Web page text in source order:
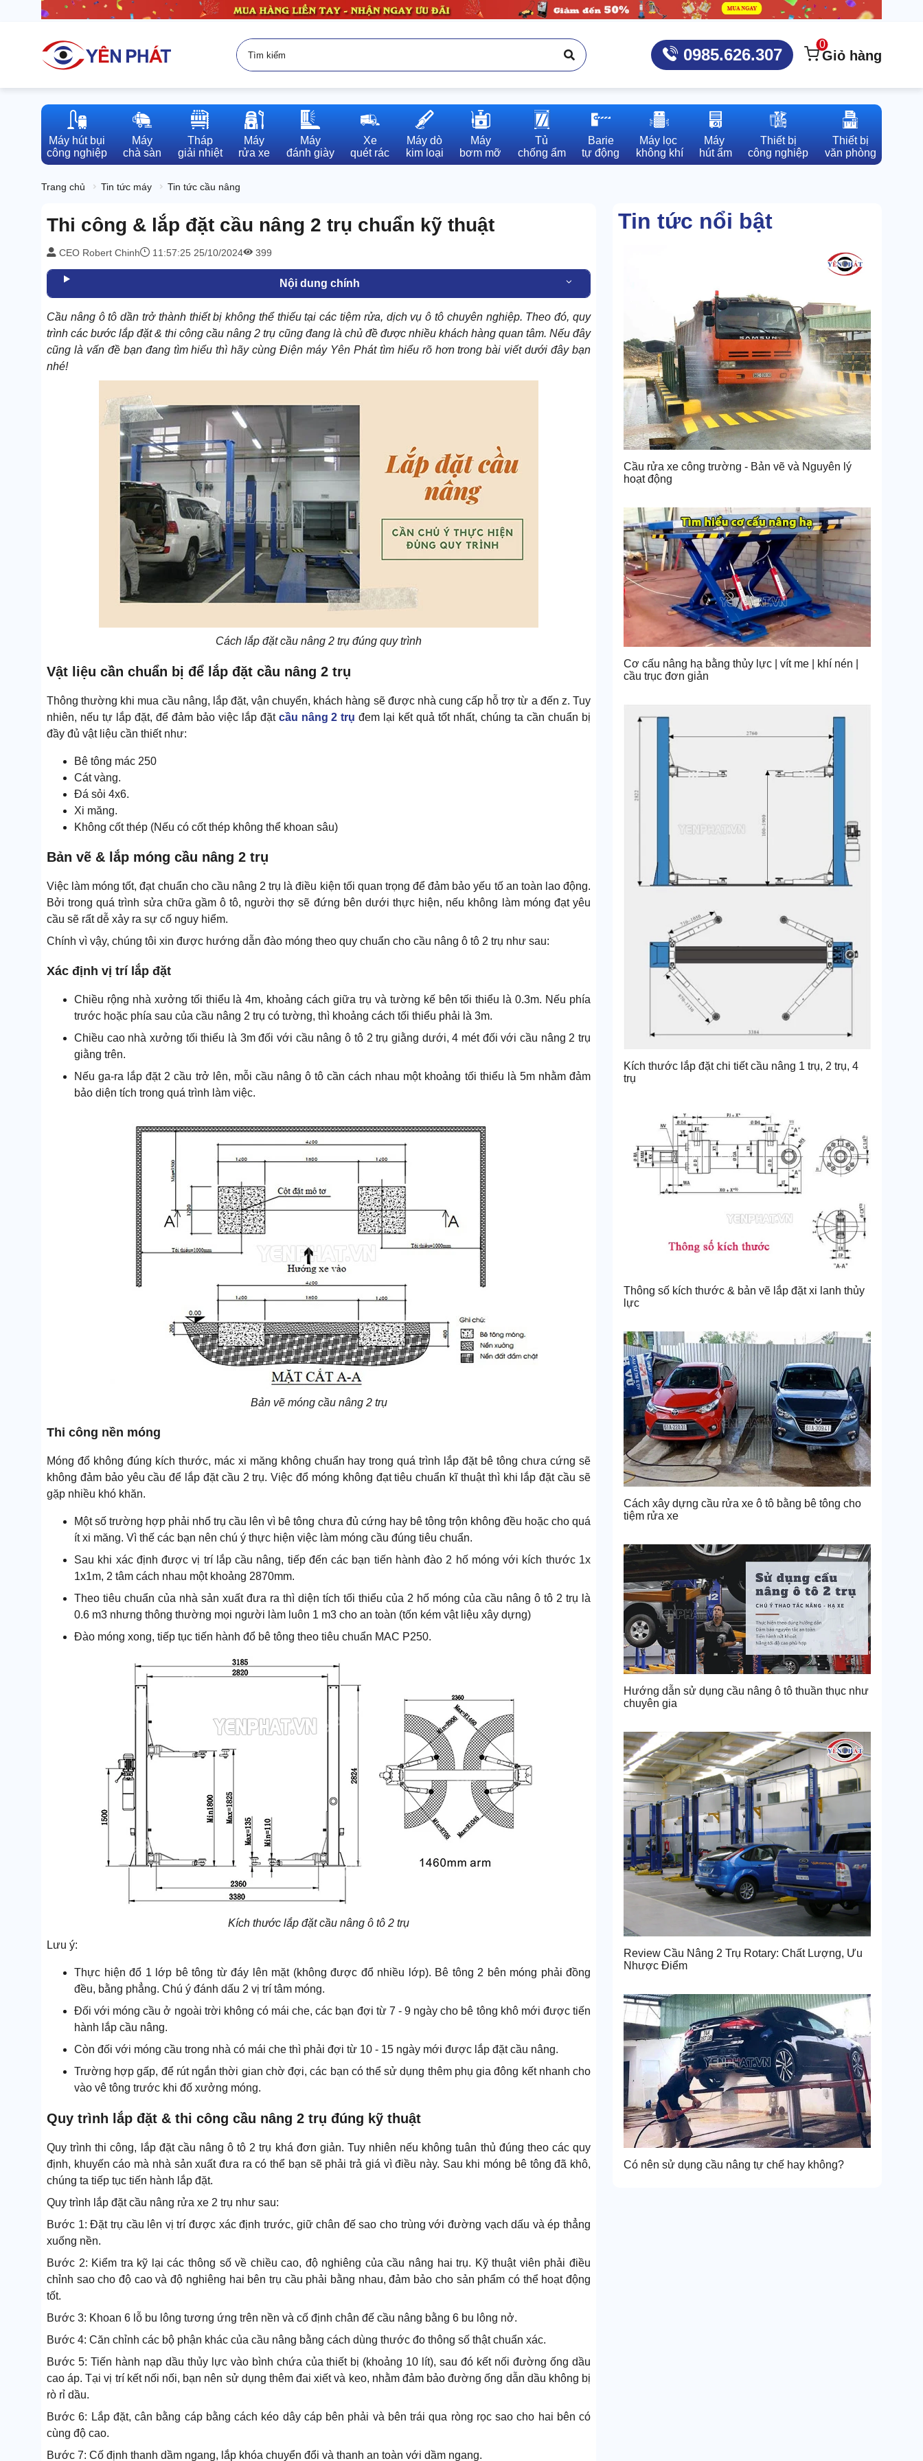
0985.626.307
0
Giỏ hàng
Máy hút bụi
công nghiệp
Máy
chà sàn
Tháp
giải nhiệt
Máy
rửa xe
Máy
đánh giày
Xe
quét rác
Máy dò
kim loại
Máy
bơm mỡ
Tủ
chống ẩm
Barie
tự động
Máy lọc
không khí
Máy
hút ẩm
Thiết bị
công nghiệp
Thiết bị
văn phòng
Trang chủ Tin tức máy Tin tức cầu nâng
Thi công & lắp đặt cầu nâng 2 trụ chuẩn kỹ thuật
CEO Robert Chinh 11:57:25 25/10/2024 399
Nội dung chính
Cầu nâng ô tô dần trở thành thiết bị không thể thiếu tại các tiệm rửa, dịch vụ ô tô chuyên nghiệp. Theo đó, quy
trình các bước lắp đặt & thi công cầu nâng 2 trụ cũng đang là chủ đề được nhiều khách hàng quan tâm. Nếu đây
cũng là vấn đề bạn đang tìm hiểu thì hãy cùng Điện máy Yên Phát tìm hiểu rõ hơn trong bài viết dưới đây bạn
nhé!
Cách lắp đặt cầu nâng 2 trụ đúng quy trình
Vật liệu cần chuẩn bị để lắp đặt cầu nâng 2 trụ
Thông thường khi mua cầu nâng, lắp đặt, vận chuyển, khách hàng sẽ được nhà cung cấp hỗ trợ từ a đến z. Tuy
nhiên, nếu tự lắp đặt, để đảm bảo việc lắp đặt cầu nâng 2 trụ đem lại kết quả tốt nhất, chúng ta cần chuẩn bị
đầy đủ vật liệu cần thiết như:
Bê tông mác 250
Cát vàng.
Đá sỏi 4x6.
Xi măng.
Không cốt thép (Nếu có cốt thép không thể khoan sâu)
Bản vẽ & lắp móng cầu nâng 2 trụ
Việc làm móng tốt, đạt chuẩn cho cầu nâng 2 trụ là điều kiện tối quan trọng để đảm bảo yếu tố an toàn lao động.
Bởi trong quá trình sửa chữa gầm ô tô, người thợ sẽ đứng bên dưới thực hiện, nếu không làm móng đạt yêu
cầu sẽ rất dễ xảy ra sự cố nguy hiểm.
Chính vì vậy, chúng tôi xin được hướng dẫn đào móng theo quy chuẩn cho cầu nâng ô tô 2 trụ như sau:
Xác định vị trí lắp đặt
Chiều rộng nhà xưởng tối thiểu là 4m, khoảng cách giữa trụ và tường kế bên tối thiểu là 0.3m. Nếu phía
trước hoặc phía sau của cầu nâng 2 trụ có tường, thì khoảng cách tối thiểu phải là 3m.
Chiều cao nhà xưởng tối thiểu là 3m đối với cầu nâng ô tô 2 trụ giằng dưới, 4 mét đối với cầu nâng 2 trụ
giằng trên.
Nếu ga-ra lắp đặt 2 cầu trở lên, mỗi cầu nâng ô tô cần cách nhau một khoảng tối thiểu là 5m nhằm đảm
bảo diện tích trong quá trình làm việc.
Bản vẽ móng cầu nâng 2 trụ
Thi công nền móng
Móng đổ không đúng kích thước, mác xi măng không chuẩn hay trong quá trình lắp đặt bê tông chưa cứng sẽ
không đảm bảo yêu cầu để lắp đặt cầu 2 trụ. Việc đổ móng không đạt tiêu chuẩn kĩ thuật thì khi lắp đặt cầu sẽ
gặp nhiều khó khăn.
Một số trường hợp phải nhổ trụ cầu lên vì bê tông chưa đủ cứng hay bê tông trộn không đều hoặc cho quá
ít xi măng. Vì thế các bạn nên chú ý thực hiện việc làm móng cầu đúng tiêu chuẩn.
Sau khi xác định được vị trí lắp cầu nâng, tiếp đến các bạn tiến hành đào 2 hố móng với kích thước 1x
1x1m, 2 tâm cách nhau một khoảng 2870mm.
Theo tiêu chuẩn của nhà sản xuất đưa ra thì diện tích tối thiểu của 2 hố móng của cầu nâng ô tô 2 trụ là
0.6 m3 nhưng thông thường mọi người làm luôn 1 m3 cho an toàn (tốn kém vật liệu xây dựng)
Đào móng xong, tiếp tục tiến hành đổ bê tông theo tiêu chuẩn MAC P250.
Kích thước lắp đặt cầu nâng ô tô 2 trụ
Lưu ý:
Thực hiện đổ 1 lớp bê tông từ đáy lên mặt (không được đổ nhiều lớp). Bê tông 2 bên móng phải đồng
đều, bằng phẳng. Chú ý đánh dấu 2 vị trí tâm móng.
Đối với móng cầu ở ngoài trời không có mái che, các bạn đợi từ 7 - 9 ngày cho bê tông khô mới được tiến
hành lắp cầu nâng.
Còn đối với móng cầu trong nhà có mái che thì phải đợi từ 10 - 15 ngày mới được lắp đặt cầu nâng.
Trường hợp gấp, để rút ngắn thời gian chờ đợi, các bạn có thể sử dụng thêm phụ gia đông kết nhanh cho
vào vê tông trước khi đố xưởng móng.
Quy trình lắp đặt & thi công cầu nâng 2 trụ đúng kỹ thuật
Quy trình thi công, lắp đặt cầu nâng ô tô 2 trụ khá đơn giản. Tuy nhiên nếu không tuân thủ đúng theo các quy
định, khuyến cáo mà nhà sản xuất đưa ra có thể bạn sẽ phải trả giá vì điều này. Sau khi móng bê tông đã khô,
chúng ta tiếp tục tiến hành lắp đặt.
Quy trình lắp đặt cầu nâng rửa xe 2 trụ như sau:
Bước 1: Đặt trụ cầu lên vị trí được xác định trước, giữ chân đế sao cho trùng với đường vạch dấu và ép thẳng
xuống nền.
Bước 2: Kiểm tra kỹ lại các thông số về chiều cao, độ nghiêng của cầu nâng hai trụ. Kỹ thuật viên phải điều
chỉnh sao cho độ cao và độ nghiêng hai bên trụ cầu phải bằng nhau, đảm bảo cho sản phẩm có thể hoạt động
tốt.
Bước 3: Khoan 6 lỗ bu lông tương ứng trên nền và cố định chân đế cầu nâng bằng 6 bu lông nở.
Bước 4: Căn chỉnh các bộ phận khác của cầu nâng bằng cách dùng thước đo thông số thật chuẩn xác.
Bước 5: Tiến hành nạp dầu thủy lực vào bình chứa của thiết bị (khoảng 10 lít), sau đó kết nối đường ống dầu
cao áp. Tại vị trí kết nối nối, bạn nên sử dụng thêm đai xiết và keo, nhằm đảm bảo đường ống dẫn dầu không bị
rò rỉ dầu.
Bước 6: Lắp đặt, cân bằng cáp bằng cách kéo dây cáp bên phải và bên trái qua ròng rọc sao cho hai bên có
cùng độ cao.
Bước 7: Cố định thanh dầm ngang, lắp khóa chuyển đổi và thanh an toàn với dầm ngang.
Tin tức nổi bật
Cầu rửa xe công trường - Bản vẽ và Nguyên lý
hoạt động
Cơ cấu nâng hạ bằng thủy lực | vít me | khí nén |
cầu trục đơn giản
Kích thước lắp đặt chi tiết cầu nâng 1 trụ, 2 trụ, 4
trụ
Thông số kích thước & bản vẽ lắp đặt xi lanh thủy
lực
Cách xây dựng cầu rửa xe ô tô bằng bê tông cho
tiệm rửa xe
Hướng dẫn sử dụng cầu nâng ô tô thuần thục như
chuyên gia
Review Cầu Nâng 2 Trụ Rotary: Chất Lượng, Ưu
Nhược Điểm
Có nên sử dụng cầu nâng tự chế hay không?